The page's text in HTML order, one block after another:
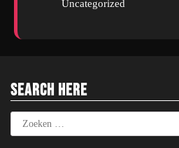
Uncategorized
Search Here
Zoeken
naar: